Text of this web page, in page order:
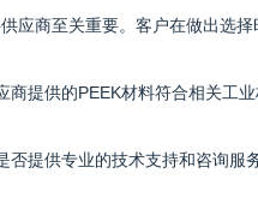
应商至关重要。客户在做出选
商提供的PEEK材料符合相关工
否提供专业的技术支持和咨询服